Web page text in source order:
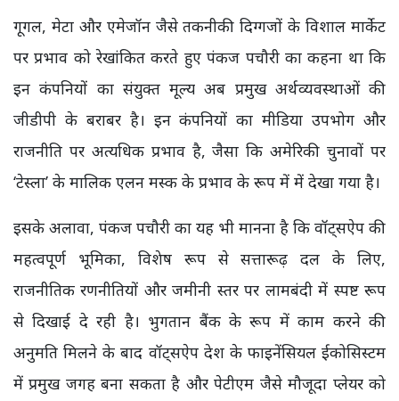
गूगल, मेटा और एमेजॉन जैसे तकनीकी दिग्गजों के विशाल मार्केट
पर प्रभाव को रेखांकित करते हुए पंकज पचौरी का कहना था कि
इन कंपनियों का संयुक्त मूल्य अब प्रमुख अर्थव्यवस्थाओं की
जीडीपी के बराबर है। इन कंपनियों का मीडिया उपभोग और
राजनीति पर अत्यधिक प्रभाव है, जैसा कि अमेरिकी चुनावों पर
‘टेस्ला’ के मालिक एलन मस्क के प्रभाव के रूप में में देखा गया है।
इसके अलावा, पंकज पचौरी का यह भी मानना है कि वॉट्सऐप की
महत्वपूर्ण भूमिका, विशेष रूप से सत्तारूढ़ दल के लिए,
राजनीतिक रणनीतियों और जमीनी स्तर पर लामबंदी में स्पष्ट रूप
से दिखाई दे रही है। भुगतान बैंक के रूप में काम करने की
अनुमति मिलने के बाद वॉट्सऐप देश के फाइनेंसियल ईकोसिस्टम
में प्रमुख जगह बना सकता है और पेटीएम जैसे मौजूदा प्लेयर को